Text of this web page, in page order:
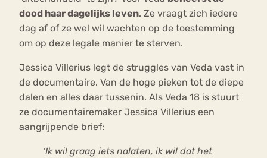
dood haar dagelijks leven. Ze vraagt zich iedere
dag af of ze wel wil wachten op de toestemming
om op deze legale manier te sterven.
Jessica Villerius legt de struggles van Veda vast in
de documentaire. Van de hoge pieken tot de diepe
dalen en alles daar tussenin. Als Veda 18 is stuurt
ze documentairemaker Jessica Villerius een
aangrijpende brief:
‘Ik wil graag iets nalaten, ik wil dat het